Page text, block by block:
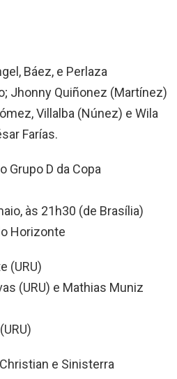
Báez, e Perlaza
Jhonny Quiñonez (Martínez)
Villalba (Núnez) e Wila
Farías.
Grupo D da Copa
às 21h30 (de Brasília)
Horizonte
(URU)
(URU) e Mathias Muniz
e Sinisterra